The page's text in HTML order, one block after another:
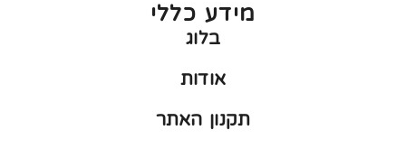
מידע כללי
בלוג
אודות
תקנון האתר